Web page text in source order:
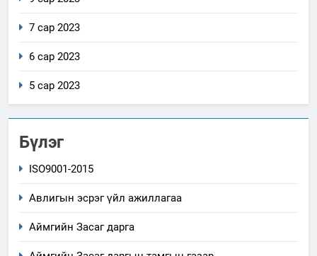
7 сар 2023
6 сар 2023
5 сар 2023
Бүлэг
ISO9001-2015
Авлигын эсрэг үйл ажиллагаа
Аймгийн Засаг дарга